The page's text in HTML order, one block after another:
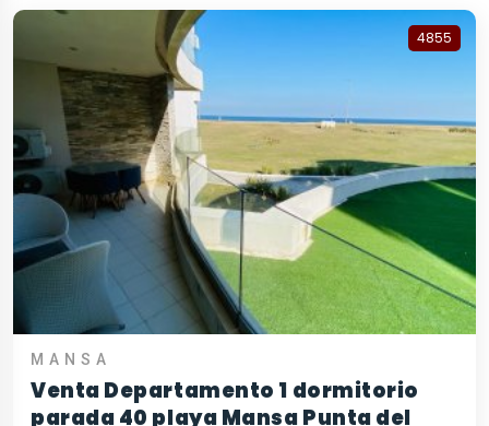
4855
MANSA
Venta Departamento 1 dormitorio
parada 40 playa Mansa Punta del